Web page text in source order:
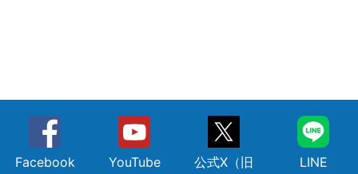
Facebook YouTube
公式X（旧
LINE